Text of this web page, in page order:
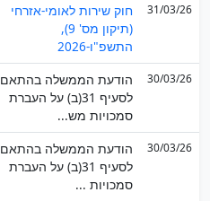
31/03/26
חוק שירות לאומי-אזרחי
(תיקון מס' 9),
התשפ"ו-2026
30/03/26
הודעת הממשלה בהתאם
לסעיף 31(ב) על העברת
סמכויות מש...
30/03/26
הודעת הממשלה בהתאם
לסעיף 31(ב) על העברת
סמכויות ...